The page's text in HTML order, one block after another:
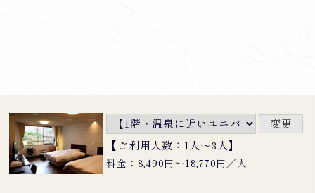
【ご利用人数：1人〜3人】
料金：8,490円〜18,770円／人